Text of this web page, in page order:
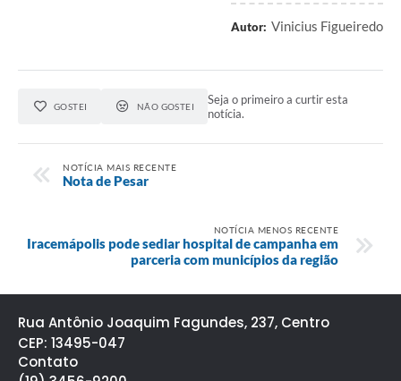
Autor: Vinicius Figueiredo
GOSTEI NÃO GOSTEI
Seja o primeiro a curtir esta
notícia.
NOTÍCIA MAIS RECENTE
Nota de Pesar
NOTÍCIA MENOS RECENTE
Iracemápolis pode sediar hospital de campanha em
parceria com municípios da região
Rua Antônio Joaquim Fagundes, 237, Centro
CEP: 13495-047
Contato